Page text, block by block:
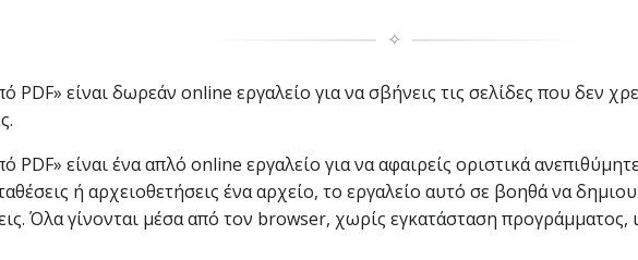
✧
είναι δωρεάν online εργαλείο για να σβήνεις τις σελίδες που δεν
είναι ένα απλό online εργαλείο για να αφαιρείς οριστικά
ή αρχειοθετήσεις ένα αρχείο, το εργαλείο αυτό σε βοηθά να
Όλα γίνονται μέσα από τον browser, χωρίς εγκατάσταση προγράμματος,